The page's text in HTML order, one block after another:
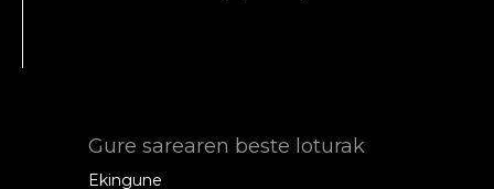
Gure sarearen beste loturak
Ekingune